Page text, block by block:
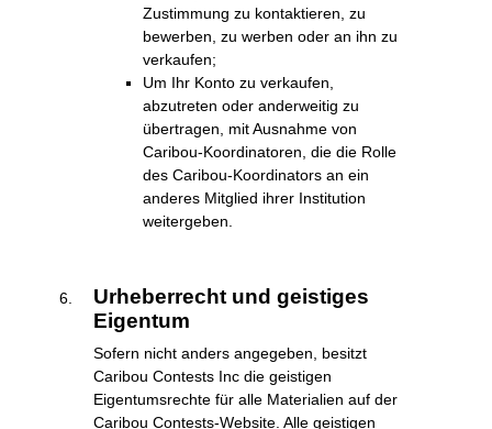
Zustimmung zu kontaktieren, zu
bewerben, zu werben oder an ihn zu
verkaufen;
Um Ihr Konto zu verkaufen,
abzutreten oder anderweitig zu
übertragen, mit Ausnahme von
Caribou-Koordinatoren, die die Rolle
des Caribou-Koordinators an ein
anderes Mitglied ihrer Institution
weitergeben.
Urheberrecht und geistiges
Eigentum
Sofern nicht anders angegeben, besitzt
Caribou Contests Inc die geistigen
Eigentumsrechte für alle Materialien auf der
Caribou Contests-Website. Alle geistigen